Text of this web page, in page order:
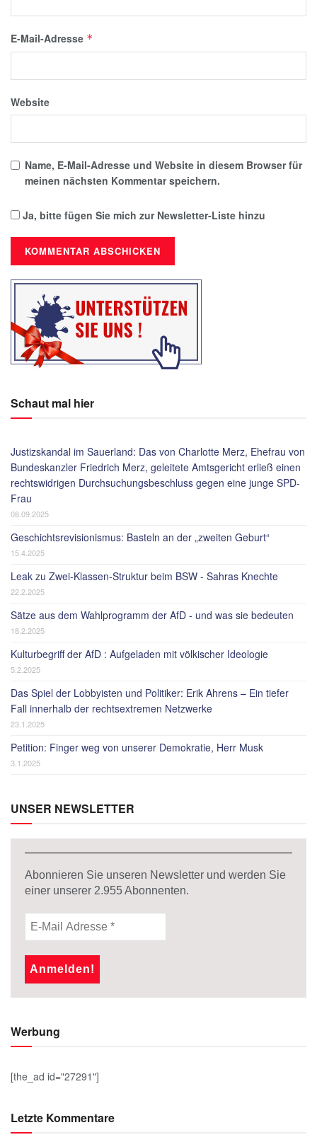
E-Mail-Adresse *
Website
Name, E-Mail-Adresse und Website in diesem Browser für
meinen nächsten Kommentar speichern.
Ja, bitte fügen Sie mich zur Newsletter-Liste hinzu
Schaut mal hier
Justizskandal im Sauerland: Das von Charlotte Merz, Ehefrau von
Bundeskanzler Friedrich Merz, geleitete Amtsgericht erließ einen
rechtswidrigen Durchsuchungsbeschluss gegen eine junge SPD-
Frau
08.09.2025
Geschichtsrevisionismus: Basteln an der „zweiten Geburt“
15.4.2025
Leak zu Zwei-Klassen-Struktur beim BSW - Sahras Knechte
22.2.2025
Sätze aus dem Wahlprogramm der AfD - und was sie bedeuten
18.2.2025
Kulturbegriff der AfD : Aufgeladen mit völkischer Ideologie
5.2.2025
Das Spiel der Lobbyisten und Politiker: Erik Ahrens – Ein tiefer
Fall innerhalb der rechtsextremen Netzwerke
23.1.2025
Petition: Finger weg von unserer Demokratie, Herr Musk
3.1.2025
UNSER NEWSLETTER
Abonnieren Sie unseren Newsletter und werden Sie
einer unserer 2.955Abonnenten.
Werbung
[the_ad id="27291"]
Letzte Kommentare